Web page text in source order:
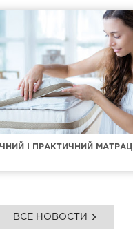
І ПРАКТИЧНИЙ МАТРАЦ
ВСЕ НОВОСТИ